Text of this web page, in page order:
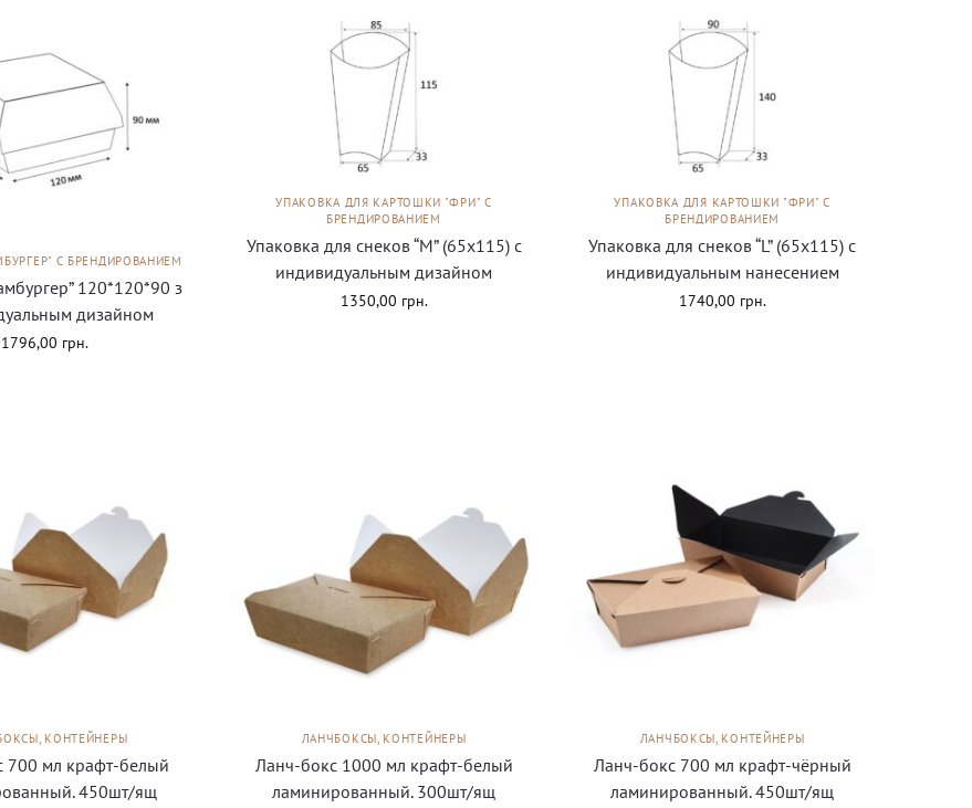
С БРЕНДИРОВАНИЕМ
120*120*90 з
дизайном
1796,00 грн.
УПАКОВКА ДЛЯ КАРТОШКИ "ФРИ" С
БРЕНДИРОВАНИЕМ
Упаковка для снеков “М” (65х115) с
индивидуальным дизайном
1350,00 грн.
УПАКОВКА ДЛЯ КАРТОШКИ "ФРИ" С
БРЕНДИРОВАНИЕМ
Упаковка для снеков “L” (65х115) с
индивидуальным нанесением
1740,00 грн.
КОНТЕЙНЕРЫ
700 мл крафт-белый
450шт/ящ
ЛАНЧБОКСЫ, КОНТЕЙНЕРЫ
Ланч-бокс 1000 мл крафт-белый
ламинированный. 300шт/ящ
ЛАНЧБОКСЫ, КОНТЕЙНЕРЫ
Ланч-бокс 700 мл крафт-чёрный
ламинированный. 450шт/ящ